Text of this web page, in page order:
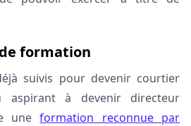
formation
suivis pour devenir courtier
aspirant à devenir directeur
uneformation reconnue par